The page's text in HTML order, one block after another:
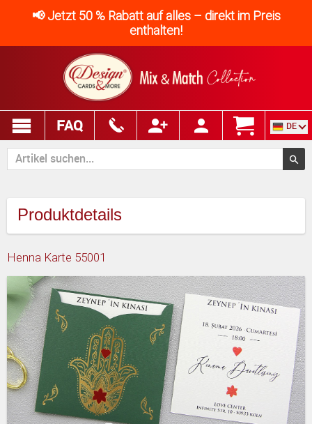
📢 Jetzt 50 % Rabatt auf alles – direkt im Preis
enthalten!
FAQ DE
Produktdetails
Henna Karte 55001